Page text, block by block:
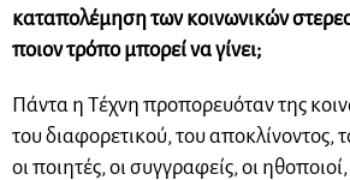
καταπολέμηση των κοινωνικών
ποιον τρόπο μπορεί να γίνει;
Πάντα η Τέχνη προπορευόταν της
του διαφορετικού, του αποκλίνοντος,
οι ποιητές, οι συγγραφείς, οι